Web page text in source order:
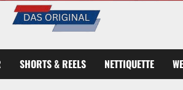
SHORTS & REELS NETTIQUETTE